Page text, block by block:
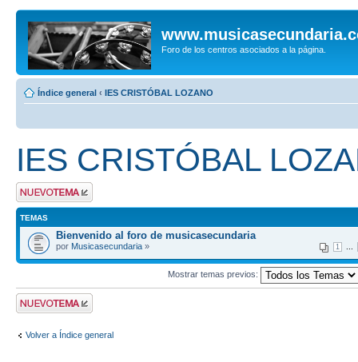
Foro de los centros asociados a la página.
Índice general ‹ IES CRISTÓBAL LOZANO
IES CRISTÓBAL
Publicar un nuevo
tema
TEMAS
Bienvenido al foro de musicasecundaria
1
por Musicasecundaria »
Mostrar temas previos:
Publicar un nuevo
tema
Volver a Índice general